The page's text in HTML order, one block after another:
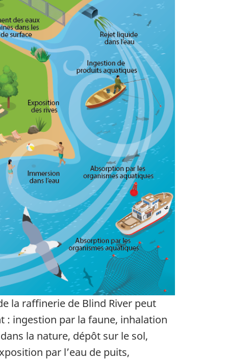
la raffinerie de Blind River peut
: ingestion par la faune, inhalation
la nature, dépôt sur le sol,
par l’eau de puits,